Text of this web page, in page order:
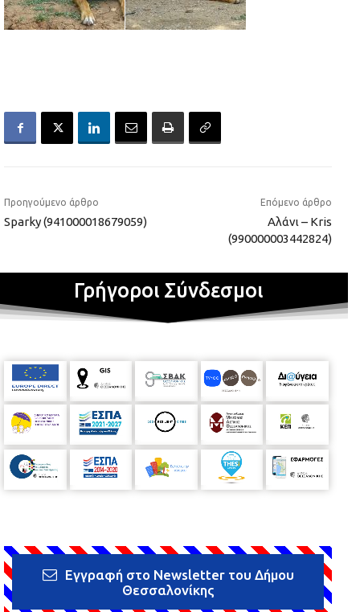
Προηγούμενο άρθρο
Sparky (941000018679059)
Επόμενο άρθρο
Aλάνι – Kris
(990000003442824)
Γρήγοροι Σύνδεσμοι
Εγγραφή στο Newsletter του Δήμου
Θεσσαλονίκης